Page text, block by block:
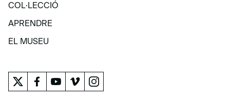
COL·LECCIÓ
COL·LECCIÓ
APRENDRE
APRENDRE
EL MUSEU